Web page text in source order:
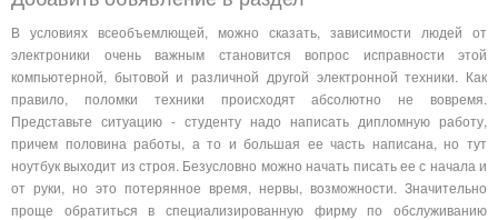
В условиях всеобъемлющей, можно сказать, зависимости людей от
электроники очень важным становится вопрос исправности этой
компьютерной, бытовой и различной другой электронной техники. Как
правило, поломки техники происходят абсолютно не вовремя.
Представьте ситуацию - студенту надо написать дипломную работу,
причем половина работы, а то и большая ее часть написана, но тут
ноутбук выходит из строя. Безусловно можно начать писать ее с начала и
от руки, но это потерянное время, нервы, возможности. Значительно
проще обратиться в специализированную фирму по обслуживанию